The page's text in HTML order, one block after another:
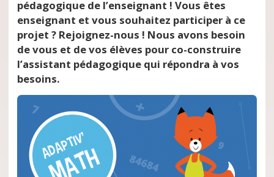
pédagogique de l’enseignant ! Vous êtes
enseignant et vous souhaitez participer à ce
projet ? Rejoignez-nous ! Nous avons besoin
de vous et de vos élèves pour co-construire
l’assistant pédagogique qui répondra à vos
besoins.